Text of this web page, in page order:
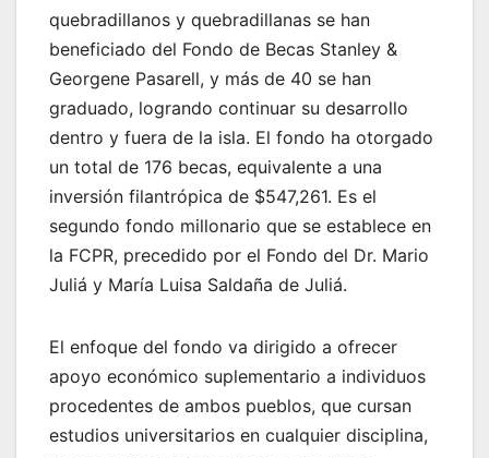
quebradillanos y quebradillanas se han
beneficiado del Fondo de Becas Stanley &
Georgene Pasarell, y más de 40 se han
graduado, logrando continuar su desarrollo
dentro y fuera de la isla. El fondo ha otorgado
un total de 176 becas, equivalente a una
inversión filantrópica de $547,261. Es el
segundo fondo millonario que se establece en
la FCPR, precedido por el Fondo del Dr. Mario
Juliá y María Luisa Saldaña de Juliá.
El enfoque del fondo va dirigido a ofrecer
apoyo económico suplementario a individuos
procedentes de ambos pueblos, que cursan
estudios universitarios en cualquier disciplina,